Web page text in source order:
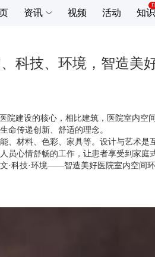
资讯 视频 活动 知识
科技、环境，智造美
院建设的核心，相比建筑，医院室内
命传递创新、舒适的理念。
、材料、色彩、家具等。设计与艺术
员心情舒畅的工作，让患者享受到家庭
·科技·环境——智造美好医院室内空间